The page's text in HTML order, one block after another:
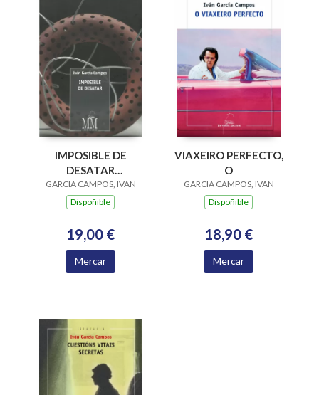
IMPOSIBLE DE
DESATAR
(CASTELAN)
GARCIA CAMPOS, IVAN
Dispoñible
19,00 €
Mercar
VIAXEIRO PERFECTO,
O
GARCIA CAMPOS, IVAN
Dispoñible
18,90 €
Mercar